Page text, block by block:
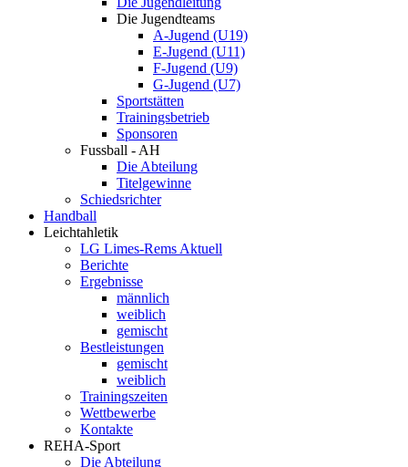
Die Jugendteams
A-Jugend (U19)
E-Jugend (U11)
F-Jugend (U9)
G-Jugend (U7)
Sportstätten
Trainingsbetrieb
Sponsoren
Fussball - AH
Die Abteilung
Titelgewinne
Schiedsrichter
Handball
Leichtahletik
LG Limes-Rems Aktuell
Berichte
Ergebnisse
männlich
weiblich
gemischt
Bestleistungen
gemischt
weiblich
Trainingszeiten
Wettbewerbe
Kontakte
REHA-Sport
Die Abteilung